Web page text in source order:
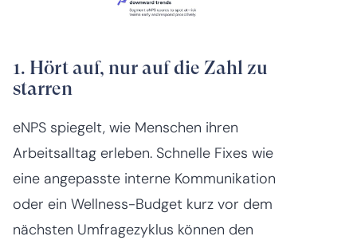
1. Hört auf, nur auf die Zahl zu
starren
eNPS spiegelt, wie Menschen ihren
Arbeitsalltag erleben. Schnelle Fixes wie
eine angepasste interne Kommunikation
oder ein Wellness-Budget kurz vor dem
nächsten Umfragezyklus können den